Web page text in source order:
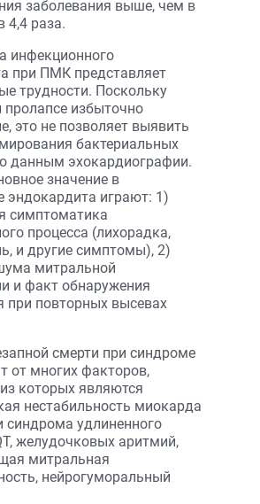
заболевания выше, чем в
4,4 раза.
инфекционного
при ПМК представляет
трудности. Поскольку
пролапсе избыточно
это не позволяет выявить
бактериальных
данным эхокардиографии.
значение в
эндокардита играют: 1)
симптоматика
процесса (лихорадка,
и другие симптомы), 2)
митральной
и факт обнаружения
при повторных высевах
смерти при синдроме
от многих факторов,
которых являются
нестабильность миокарда
синдрома удлиненного
желудочковых аритмий,
митральная
нейрогуморальный